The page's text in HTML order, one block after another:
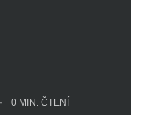
0 MIN. ČTENÍ